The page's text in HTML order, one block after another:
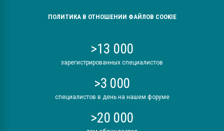
ПОЛИТИКА В ОТНОШЕНИИ ФАЙЛОВ COOKIE
>13 000
зарегистрированных специалистов
>3 000
специалистов в день на нашем форуме
>20 000